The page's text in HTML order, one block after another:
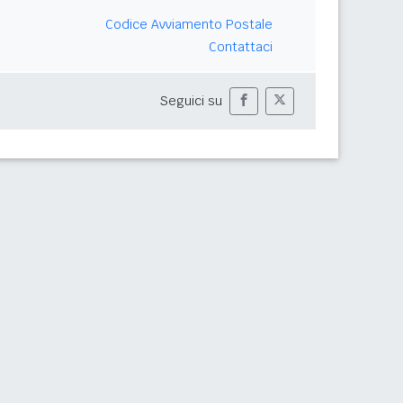
Codice Avviamento Postale
Contattaci
Seguici su